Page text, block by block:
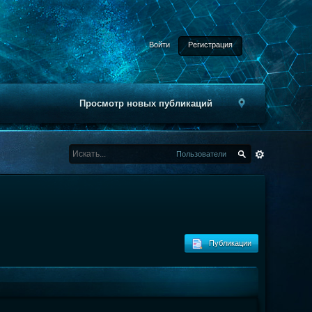
Войти Регистрация
Просмотр новых публикаций
Пользователи
Публикации